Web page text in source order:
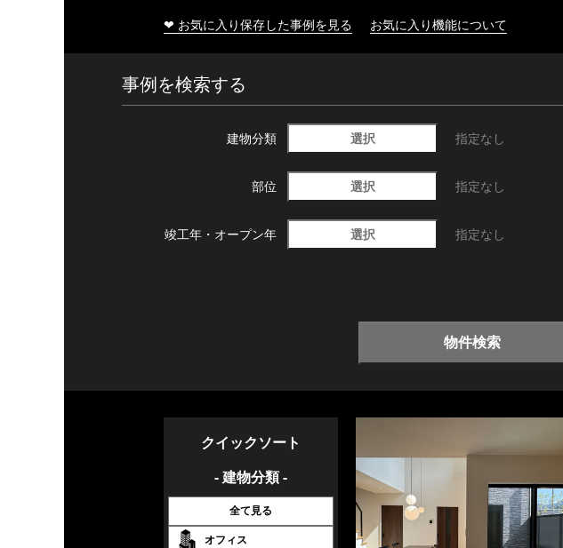
❤ お気に入り保存した事例を見る お気に入り機能について
事例を検索する
建物分類 選択 指定なし
部位 選択 指定なし
竣工年・ オープン年 選択 指定なし
物件検索
クイックソート
- 建物分類 -
全て見る
オフィス